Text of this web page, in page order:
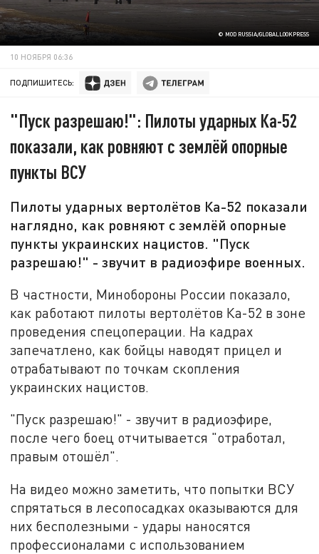
© MOD RUSSIA/GLOBALLOOKPRESS
10 НОЯБРЯ 06:36
ПОДПИШИТЕСЬ:
"Пуск разрешаю!": Пилоты ударных Ка-52
показали, как ровняют с землёй опорные
пункты ВСУ
Пилоты ударных вертолётов Ка-52 показали
наглядно, как ровняют с землёй опорные
пункты украинских нацистов. "Пуск
разрешаю!" - звучит в радиоэфире военных.
В частности, Минобороны России показало,
как работают пилоты вертолётов Ка-52 в зоне
проведения спецоперации. На кадрах
запечатлено, как бойцы наводят прицел и
отрабатывают по точкам скопления
украинских нацистов.
"Пуск разрешаю!" - звучит в радиоэфире,
после чего боец отчитывается "отработал,
правым отошёл".
На видео можно заметить, что попытки ВСУ
спрятаться в лесопосадках оказываются для
них бесполезными - удары наносятся
профессионалами с использованием